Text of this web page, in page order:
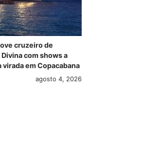
cruzeiro de
com shows a
virada em Copacabana
agosto 4, 2026